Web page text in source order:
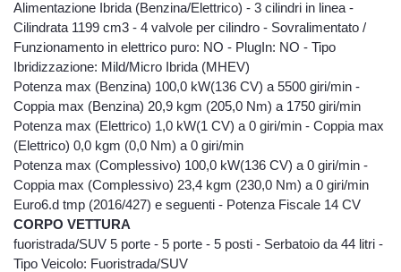
i dati personali sono raccolti e trattati per
poter rispondere alle vostre richieste,
presenti e future, di informazioni sui nostri
prodotti e/o servizi ed in generale per
evadere ogni informazione e specifico
ordine/contratto;
per l’esecuzione degli obblighi e degli
adempimenti amministrativi, fiscali, contabili,
etc derivanti dai contratti stipulati, nonché
disposti dalla legislazione vigente, da
regolamenti e dalla normativa comunitaria,
nonché da disposizioni impartite da autorità
a ciò legittimate e da organi di vigilanza e
controllo; In base all’ art. 24, comma b del
Alimentazione Ibrida (Benzina/Elettrico) - 3 cilindri in linea -
Cilindrata 1199 cm3 - 4 valvole per cilindro - Sovralimentato /
Funzionamento in elettrico puro: NO - PlugIn: NO - Tipo
Ibridizzazione: Mild/Micro Ibrida (MHEV)
Potenza max (Benzina) 100,0 kW(136 CV) a 5500 giri/min -
Coppia max (Benzina) 20,9 kgm (205,0 Nm) a 1750 giri/min
Potenza max (Elettrico) 1,0 kW(1 CV) a 0 giri/min - Coppia max
(Elettrico) 0,0 kgm (0,0 Nm) a 0 giri/min
Potenza max (Complessivo) 100,0 kW(136 CV) a 0 giri/min -
Coppia max (Complessivo) 23,4 kgm (230,0 Nm) a 0 giri/min
Euro6.d tmp (2016/427) e seguenti - Potenza Fiscale 14 CV
CORPO VETTURA
fuoristrada/SUV 5 porte - 5 porte - 5 posti - Serbatoio da 44 litri -
Tipo Veicolo: Fuoristrada/SUV